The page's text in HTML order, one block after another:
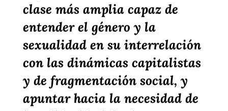
clase más amplia capaz de
entender el género y la
sexualidad en su interrelación
con las dinámicas capitalistas
y de fragmentación social, y
apuntar hacia la necesidad de